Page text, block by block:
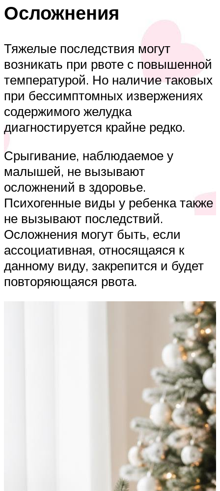
Осложнения
Тяжелые последствия могут
возникать при рвоте с повышенной
температурой. Но наличие таковых
при бессимптомных извержениях
содержимого желудка
диагностируется крайне редко.
Срыгивание, наблюдаемое у
малышей, не вызывают
осложнений в здоровье.
Психогенные виды у ребенка также
не вызывают последствий.
Осложнения могут быть, если
ассоциативная, относящаяся к
данному виду, закрепится и будет
повторяющаяся рвота.